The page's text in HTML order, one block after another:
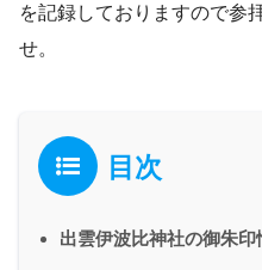
を記録しておりますので参
せ。
目次
出雲伊波比神社の御朱印